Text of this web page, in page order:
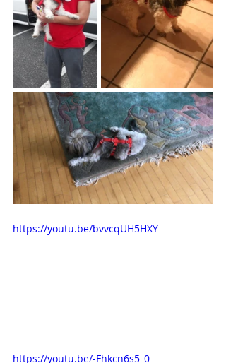
https://youtu.be/bvvcqUH5HXY
https://youtu.be/-Fhkcn6s5_0